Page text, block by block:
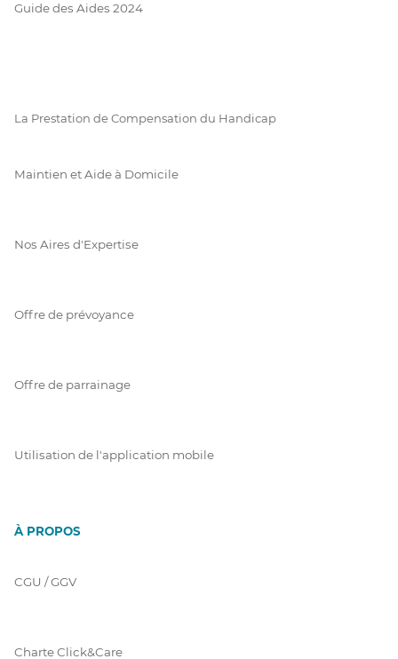
Guide des Aides 2024
La Prestation de Compensation du Handicap
Maintien et Aide à Domicile
Nos Aires d'Expertise
Offre de prévoyance
Offre de parrainage
Utilisation de l'application mobile
À PROPOS
CGU / GGV
Charte Click&Care